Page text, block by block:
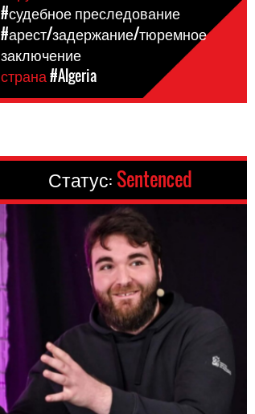
#судебное преследование
#арест/задержание/тюремное
заключение
страна#Algeria
Статус: Sentenced